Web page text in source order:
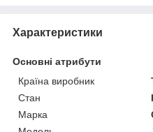
Характеристики
Основні атрибути
Країна виробник
Стан
Марка